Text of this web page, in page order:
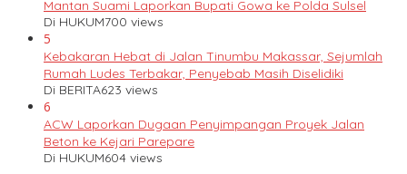
Mantan Suami Laporkan Bupati Gowa ke Polda Sulsel
Di HUKUM700 views
5
Kebakaran Hebat di Jalan Tinumbu Makassar, Sejumlah
Rumah Ludes Terbakar, Penyebab Masih Diselidiki
Di BERITA623 views
6
ACW Laporkan Dugaan Penyimpangan Proyek Jalan
Beton ke Kejari Parepare
Di HUKUM604 views